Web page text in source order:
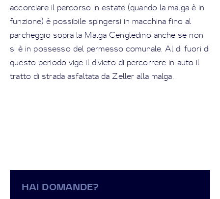
accorciare il percorso in estate (quando la malga è in
funzione) è possibile spingersi in macchina fino al
parcheggio sopra la Malga Cengledino anche se non
si è in possesso del permesso comunale. Al di fuori di
questo periodo vige il divieto di percorrere in auto il
tratto di strada asfaltata da Zeller alla malga.
HAI DOMANDE?